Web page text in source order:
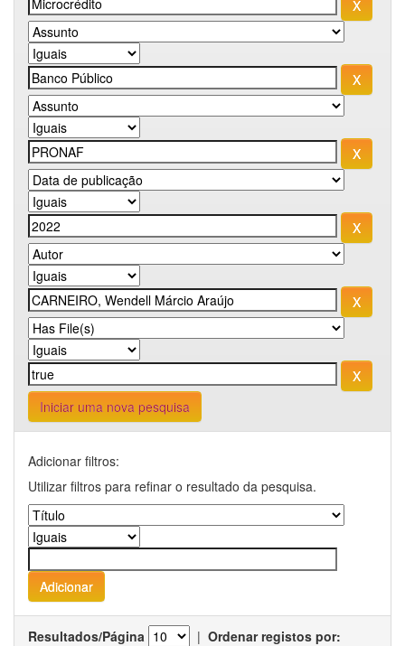
Iniciar uma nova pesquisa
Adicionar filtros:
Utilizar filtros para refinar o resultado da pesquisa.
Resultados/Página | Ordenar registos por: